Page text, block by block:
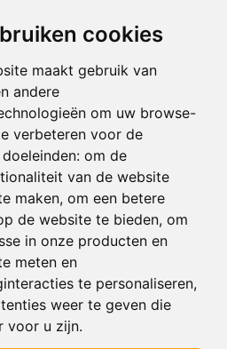
cookies
maakt gebruik van
andere
om uw browse-
verbeteren voor de
om de
van de website
maken, om een betere
de website te bieden, om
in onze producten en
meten en
te personaliseren,
weer te geven die
voor u zijn.
Viva pergola-zonwering
glas, WGM Top en zipscreen
terras tijdens warme dagen
grenen met berging,
Zolder
All rights reserved. |Privacy &
07
vanaf